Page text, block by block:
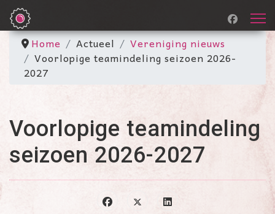
Home Actueel
Vereniging nieuws
Voorlopige teamindeling seizoen 2026-
2027
Voorlopige teamindeling
seizoen 2026-2027